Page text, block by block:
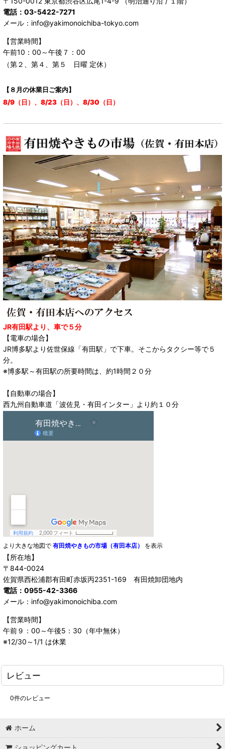
電話：03-5422-7271
メール：info@yakimonoichiba-tokyo.com
【営業時間】
午前10：00～午後７：00
（第２、第４、第５ 日曜 定休）
【８月の休業日ご案内】
8/9（日）、8/23（日）、8/30（日）
JR有田駅より、車で５分
【電車の場合】
JR博多駅より佐世保線「有田駅」で下車。そこからタクシー等で５
分。
※博多駅～有田駅の所要時間は、約1時間２０分
【自動車の場合】
西九州自動車道「波佐見・有田インター」より約１０分
より大きな地図で 有田焼やきもの市場（有田本店） を表示
【所在地】
〒844-0024
佐賀県西松浦郡有田町赤坂丙2351-169 有田焼卸団地内
電話：0955-42-3366
メール：info@yakimonoichiba.com
【営業時間】
午前９：00～午後5：30（年中無休）
※12/30～1/1 は休業
レビュー
0件のレビュー
ホーム
ショッピングカート